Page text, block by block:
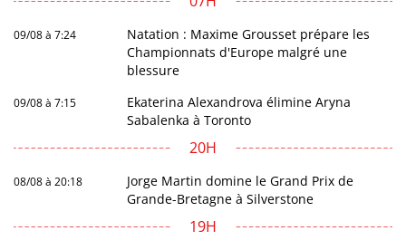
09/08 à 7:24
Natation : Maxime Grousset prépare les
Championnats d'Europe malgré une
blessure
09/08 à 7:15
Ekaterina Alexandrova élimine Aryna
Sabalenka à Toronto
20H
08/08 à 20:18
Jorge Martin domine le Grand Prix de
Grande-Bretagne à Silverstone
19H